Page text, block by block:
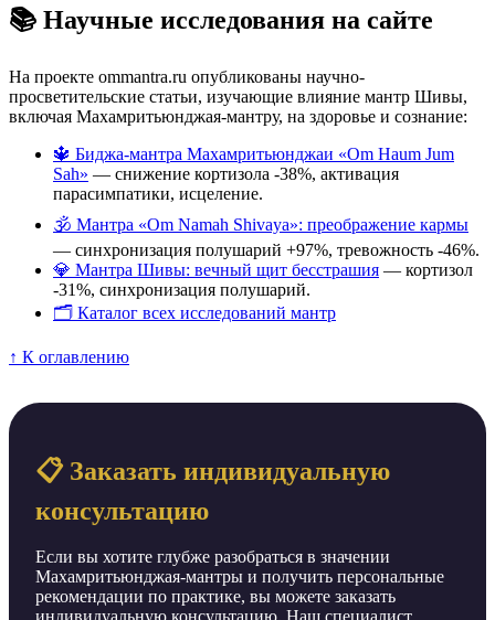
📚 Научные исследования на сайте
На проекте ommantra.ru опубликованы научно-
просветительские статьи, изучающие влияние мантр Шивы,
включая Махамритьюнджая-мантру, на здоровье и сознание:
🔱 Биджа-мантра Махамритьюнджаи «Om Haum Jum
Sah» — снижение кортизола -38%, активация
парасимпатики, исцеление.
🕉️ Мантра «Om Namah Shivaya»: преображение кармы
— синхронизация полушарий +97%, тревожность -46%.
💎 Мантра Шивы: вечный щит бесстрашия — кортизол
-31%, синхронизация полушарий.
🗂️ Каталог всех исследований мантр
↑ К оглавлению
📋 Заказать индивидуальную
консультацию
Если вы хотите глубже разобраться в значении
Махамритьюнджая-мантры и получить персональные
рекомендации по практике, вы можете заказать